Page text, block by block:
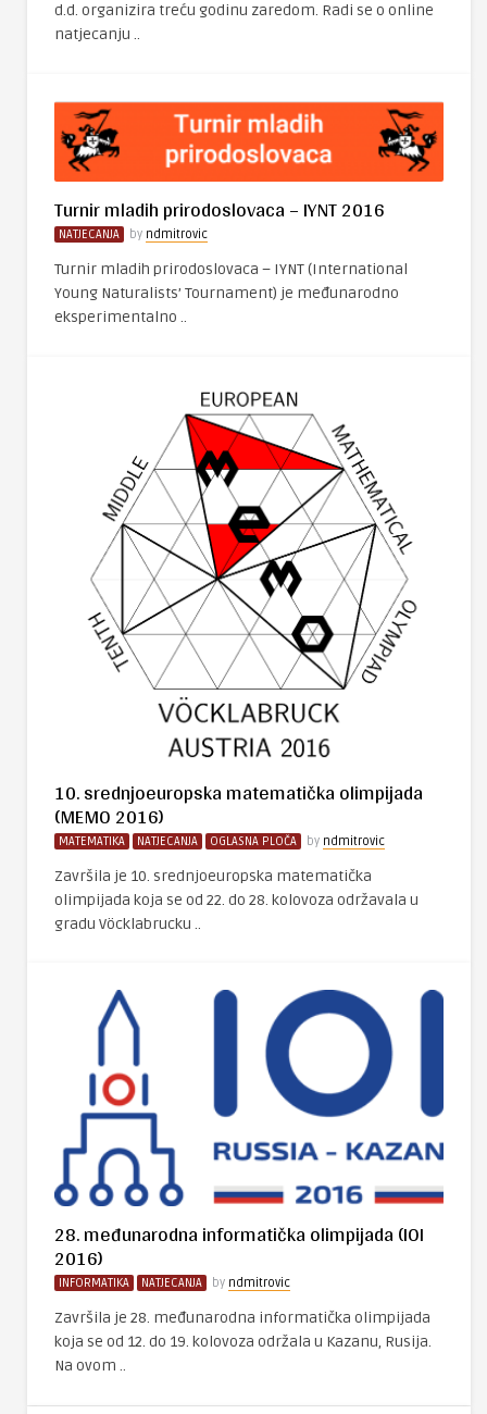
d.d. organizira treću godinu zaredom. Radi se o online
natjecanju ..
Turnir mladih prirodoslovaca – IYNT 2016
NATJECANJA by ndmitrovic
Turnir mladih prirodoslovaca – IYNT (International
Young Naturalists’ Tournament) je međunarodno
eksperimentalno ..
10. srednjoeuropska matematička olimpijada
(MEMO 2016)
MATEMATIKA NATJECANJA OGLASNA PLOČA by ndmitrovic
Završila je 10. srednjoeuropska matematička
olimpijada koja se od 22. do 28. kolovoza održavala u
gradu Vöcklabrucku ..
28. međunarodna informatička olimpijada (IOI
2016)
INFORMATIKA NATJECANJA by ndmitrovic
Završila je 28. međunarodna informatička olimpijada
koja se od 12. do 19. kolovoza održala u Kazanu, Rusija.
Na ovom ..